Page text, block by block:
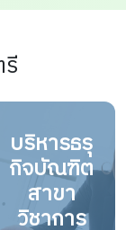
บริหารธรุ
กิจบัณฑิต
สาขา
วิชาการ